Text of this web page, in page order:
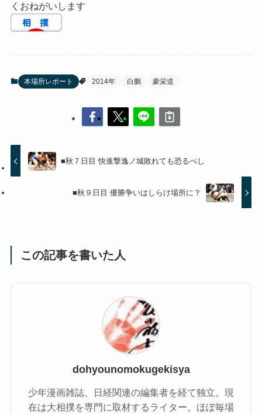
くおねがいします
本場所レポート 2014年 白鵬 豪栄道
■秋７日目 快進撃逸ノ城敗れても恐るべし
■秋９日目 優勝争いはしらけ場所に？
この記事を書いた人
dohyounomokugekisya
少年漫画雑誌、日経関連の編集者を経て独立。現
在は大相撲を専門に取材するライター。ほぼ毎場